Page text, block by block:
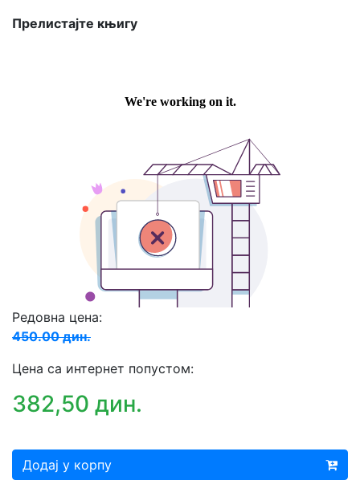
Прелистајте књигу
Редовна цена:
450.00 дин.
Цена са интернет попустом:
382,50 дин.
Додај у корпу